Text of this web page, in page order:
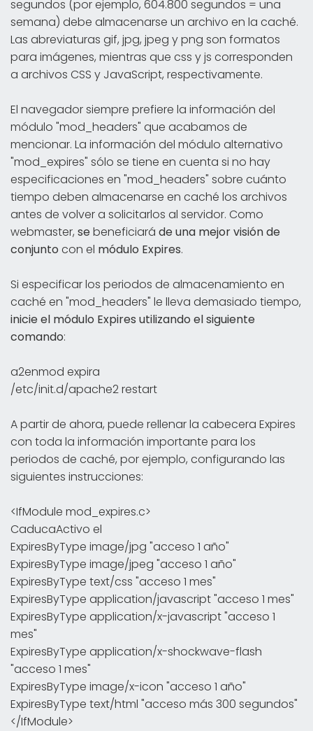
segundos (por ejemplo, 604.800 segundos = una
semana) debe almacenarse un archivo en la caché.
Las abreviaturas gif, jpg, jpeg y png son formatos
para imágenes, mientras que css y js corresponden
a archivos CSS y JavaScript, respectivamente.
El navegador siempre prefiere la información del
módulo "mod_headers" que acabamos de
mencionar. La información del módulo alternativo
"mod_expires" sólo se tiene en cuenta si no hay
especificaciones en "mod_headers" sobre cuánto
tiempo deben almacenarse en caché los archivos
antes de volver a solicitarlos al servidor. Como
webmaster, sebeneficiará de una mejor visión de
conjunto con el módulo Expires.
Si especificar los periodos de almacenamiento en
caché en "mod_headers" le lleva demasiado tiempo,
inicie el módulo Expires utilizando el siguiente
comando:
a2enmod expira
/etc/init.d/apache2 restart
A partir de ahora, puede rellenar la cabecera Expires
con toda la información importante para los
periodos de caché, por ejemplo, configurando las
siguientes instrucciones:
<IfModule mod_expires.c>
CaducaActivo el
ExpiresByType image/jpg "acceso 1 año"
ExpiresByType image/jpeg "acceso 1 año"
ExpiresByType text/css "acceso 1 mes"
ExpiresByType application/javascript "acceso 1 mes"
ExpiresByType application/x-javascript "acceso 1
mes"
ExpiresByType application/x-shockwave-flash
"acceso 1 mes"
ExpiresByType image/x-icon "acceso 1 año"
ExpiresByType text/html "acceso más 300 segundos"
</IfModule>